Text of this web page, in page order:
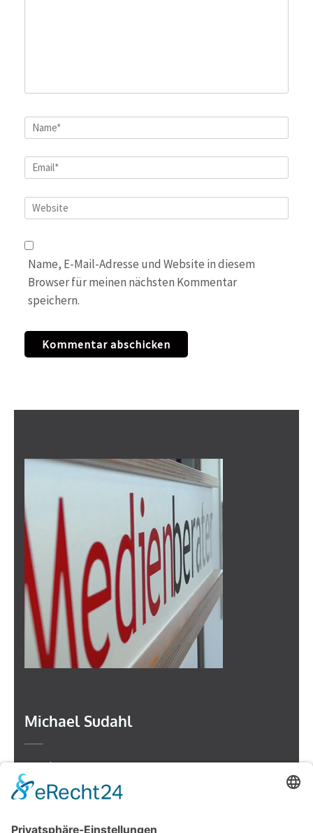
Name*
Email*
Website
Name, E-Mail-Adresse und Website in diesem
Browser für meinen nächsten Kommentar
speichern.
Michael Sudahl
Beethovenstr. 4
73614 Schorndorf
Telefon: 07181 477 9998